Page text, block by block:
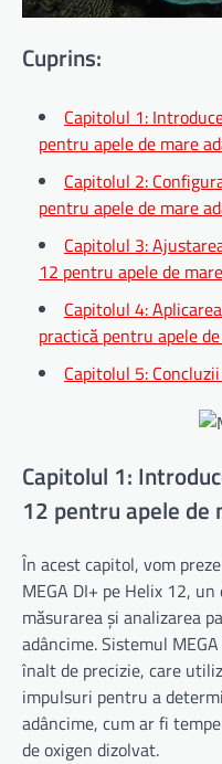
Cuprins:
Capitolul 1:
pentru apele de mare
Capitolul 2:
pentru apele de mare
Capitolul 3:
12 pentru apele de
Capitolul 4:
practică pentru apele
Capitolul 5:
Capitolul 1:
12 pentru apele de
În acest capitol, vom
MEGA DI+ pe Helix 12,
măsurarea și analizarea
adâncime. Sistemul
înalt de precizie, care
impulsuri pentru a
adâncime, cum ar fi
de oxigen dizolvat.